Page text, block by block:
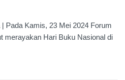
Pada Kamis, 23 Mei 2024 Forum
merayakan Hari Buku Nasional di